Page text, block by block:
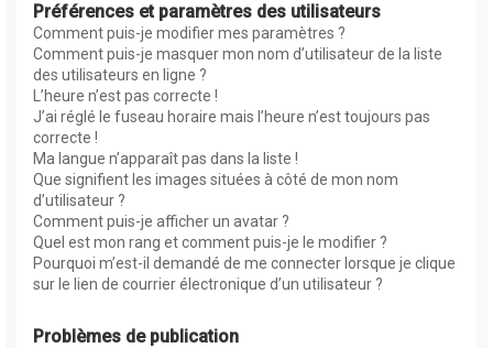
Préférences et paramètres des utilisateurs
Comment puis-je modifier mes paramètres ?
Comment puis-je masquer mon nom d’utilisateur de la liste
des utilisateurs en ligne ?
L’heure n’est pas correcte !
J’ai réglé le fuseau horaire mais l’heure n’est toujours pas
correcte !
Ma langue n’apparaît pas dans la liste !
Que signifient les images situées à côté de mon nom
d’utilisateur ?
Comment puis-je afficher un avatar ?
Quel est mon rang et comment puis-je le modifier ?
Pourquoi m’est-il demandé de me connecter lorsque je clique
sur le lien de courrier électronique d’un utilisateur ?
Problèmes de publication